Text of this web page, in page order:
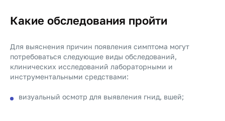
Какие обследования пройти
Для выяснения причин появления симптома могут
потребоваться следующие виды обследований,
клинических исследований лабораторными и
инструментальными средствами:
визуальный осмотр для выявления гнид, вшей;